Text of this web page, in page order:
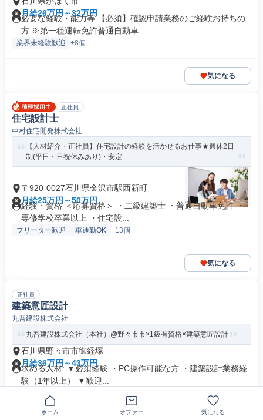
月給26万円～32万円
必要な経験・能力等 【必須】確認申請業務のご経験お持ちの
方 ※第一種運転免許普通自動車...
業界未経験歓迎 +8個
気になる
正社員
住宅設計士
中村住宅開発株式会社
【人材紹介・正社員】住宅設計の経験を活かせるお仕事★週休2日
制(平日・日祝休みあり)・安定...
〒920-0027石川県金沢市駅西新町
月給25万円～50万円
経験・資格 ＜応募資格＞ ・二級建築士 ・普通自動車免許 ・
専修学校卒業以上 ・住宅設...
フリーター歓迎 車通勤OK +13個
気になる
正社員
建築意匠設計
丸吾建設株式会社
丸吾建設株式会社（本社）@野々市市×1級有資格×建築意匠設計
石川県野々市市御経塚
月給36万円～43万円
求める人材: ▼必須経験 ・PC操作可能な方 ・建築設計業務経
験（1年以上） ▼歓迎...
気になる
ホーム オファー 気になる